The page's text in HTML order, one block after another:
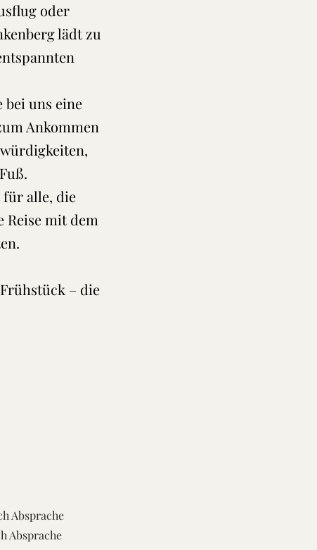
oder
lädt zu
bei uns eine
Ankommen
für alle, die
Reise mit dem
– die
Absprache
Absprache